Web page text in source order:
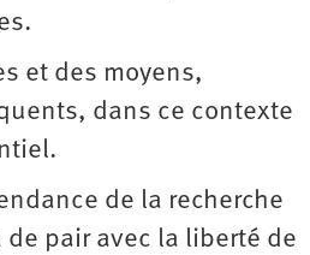
et des moyens,
dans ce contexte
de la recherche
pair avec la liberté de